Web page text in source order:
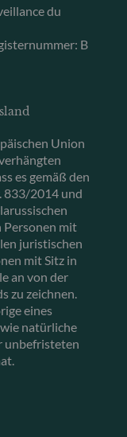
du
B
Union
es gemäß den
833/2014 und
Personen mit
juristischen
mit Sitz in
an von der
zu zeichnen.
eines
natürliche
unbefristeten